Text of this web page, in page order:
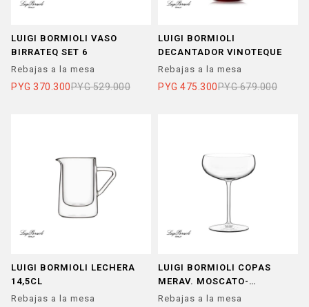
LUIGI BORMIOLI VASO
BIRRATEQ SET 6
Rebajas a la mesa
PYG 370.300PYG 529.000
LUIGI BORMIOLI
DECANTADOR VINOTEQUE
Rebajas a la mesa
PYG 475.300PYG 679.000
LUIGI BORMIOLI LECHERA
14,5CL
Rebajas a la mesa
LUIGI BORMIOLI COPAS
MERAV. MOSCATO-
SPUMANT
Rebajas a la mesa